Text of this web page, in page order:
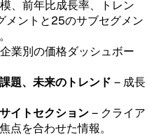
、前年比成長率、トレン
メントと25のサブセグメン
業別の価格ダッシュボー
題、未来のトレンド – 成長
イトセクション– クライア
点を合わせた情報。